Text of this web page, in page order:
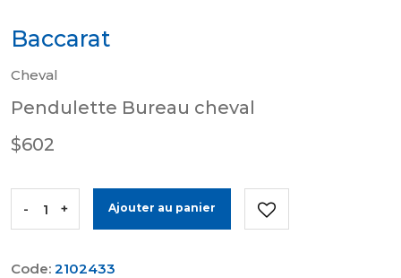
Baccarat
Cheval
Pendulette Bureau cheval
$602
- + Ajouter au panier
Code: 2102433